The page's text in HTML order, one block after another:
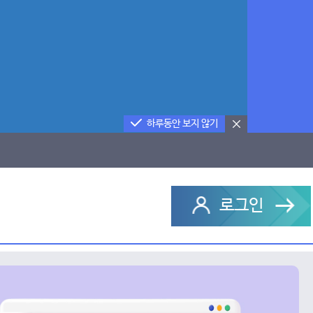
하루동안 보지 않기
로그인